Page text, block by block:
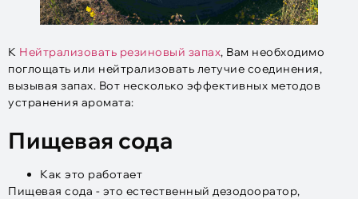
К Нейтрализовать резиновый запах, Вам необходимо
поглощать или нейтрализовать летучие соединения,
вызывая запах. Вот несколько эффективных методов
устранения аромата:
Пищевая сода
Как это работает
Пищевая сода - это естественный дезодооратор,